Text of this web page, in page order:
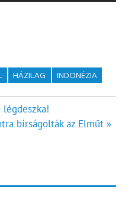
HÁZILAG INDONÉZIA
bírságolták az Elműt »